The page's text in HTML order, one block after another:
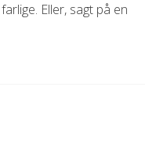
Eller, sagt på en